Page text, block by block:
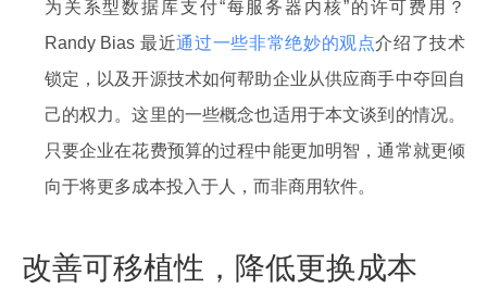
为关系型数据库支付“每服务器内核”的许可费用？
Randy Bias 最近通过一些非常绝妙的观点介绍了技术
锁定，以及开源技术如何帮助企业从供应商手中夺回自
己的权力。这里的一些概念也适用于本文谈到的情况。
只要企业在花费预算的过程中能更加明智，通常就更倾
向于将更多成本投入于人，而非商用软件。
改善可移植性，降低更换成本